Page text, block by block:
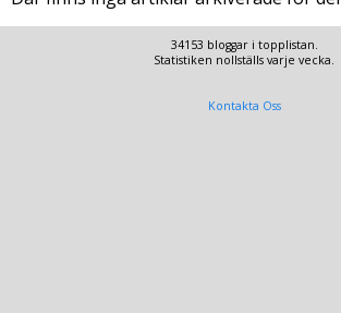
34153 bloggar i topplistan.
Statistiken nollställs varje vecka.
Kontakta Oss